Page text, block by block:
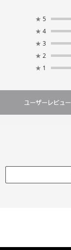
★ 5
★ 4
★ 3
★ 2
★ 1
ユーザーレビュー